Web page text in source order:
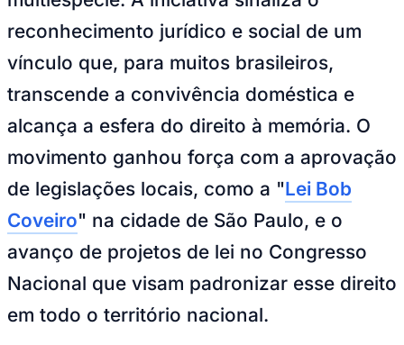
NBA
NFL
Fórmula 1
UFC
Tênis (ATP)
MLB
NHL
Atletismo
Vôlei
NBB
Competições de Futebol
Brasileirão Série A
Brasileirão Série B
Paulistão
Copa do Brasil
Libertadores
Sul-Americana
Copa América
Champions League
reconhecimento jurídico e social de um
vínculo que, para muitos brasileiros,
transcende a convivência doméstica e
alcança a esfera do direito à memória. O
movimento ganhou força com a aprovação
de legislações locais, como a "Lei Bob
Coveiro" na cidade de São Paulo, e o
avanço de projetos de lei no Congresso
Nacional que visam padronizar esse direito
em todo o território nacional.